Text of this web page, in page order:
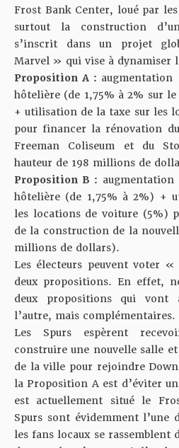
Frost Bank Center, loué par les
surtout la construction
s’inscrit dans un projet
Marvel » qui vise à dynamiser
Proposition A : augmentation
hôtelière (de 1,75% à 2% sur
+ utilisation de la taxe sur les
pour financer la rénovation
Freeman Coliseum et du
hauteur de 198 millions de
Proposition B : augmentation
hôtelière (de 1,75% à 2%) +
les locations de voiture (5%)
de la construction de la
millions de dollars).
Les électeurs peuvent voter
deux propositions. En effet,
deux propositions qui vont
l’autre, mais complémentaires.
Les Spurs espèrent
construire une nouvelle salle
de la ville pour rejoindre
la Proposition A est d’éviter
est actuellement situé le
Spurs sont évidemment l’une
les fans locaux se rassemblent